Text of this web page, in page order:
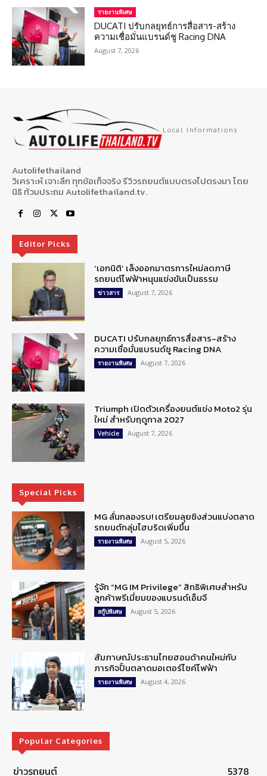
รายงานพิเศษ
DUCATI ปรับกลยุทธ์การสื่อสาร-สร้าง
ความเชื่อมั่นแบรนด์ชู Racing DNA
August 7, 2026
Local Informations
Autolifethailand
วิเคราะห์ เจาะลึก ทุกข้อเท็จจริง รีวิวรถยนต์แบบตรงไปตรงมา โดย
นิธิ ท้วมประถม Autolifethailand.tv.
Editor Picks
‘เอกนิติ’ เล็งออกมาตรการใหม่ลดภาษี
รถยนต์ไฟฟ้าหนุนแข่งขันเป็นธรรม
ข่าวสาร August 7, 2026
DUCATI ปรับกลยุทธ์การสื่อสาร-สร้าง
ความเชื่อมั่นแบรนด์ชู Racing DNA
รายงานพิเศษ August 7, 2026
Triumph เปิดตัวเครื่องยนต์แข่ง Moto2 รุ่น
ใหม่ สำหรับฤดูกาล 2027
Vehicle August 7, 2026
Special Picks
MG ลั่นกลองรบ! เตรียมลุยชิงส่วนแบ่งตลาด
รถยนต์กลุ่มไฮบริดเพิ่มขึ้น
รายงานพิเศษ August 5, 2026
รู้จัก “MG IM Privilege” สิทธิพิเศษสำหรับ
ลูกค้าพรีเมี่ยมของแบรนด์เอ็มจี
สกู๊ปพิเศษ August 5, 2026
สัมภาษณ์ประธานไทยฮอนด้าคนใหม่กับ
ภารกิจปั้นตลาดมอเตอร์ไซค์ไฟฟ้า
รายงานพิเศษ August 4, 2026
Popular Categories
ข่าวรถยนต์ 5378